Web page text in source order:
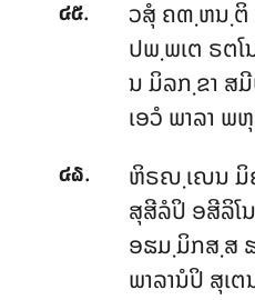
໔໕. ວສຸໍ ຄຓ຺ຫນ຺ຕິ
ປພ຺ພເຕ ຣຕໂ
ນ ມິລກ຺ຂາ ສ
ເອວໍ ພາລາ ພ
໔໖.
ຫິຣຎ຺ເຎນ ມິ
ສຸສີລໍປິ ອສີລິໂ
ອຘມ຺ມິກສ຺ສ
ພາລານໍປິ ສຸເ